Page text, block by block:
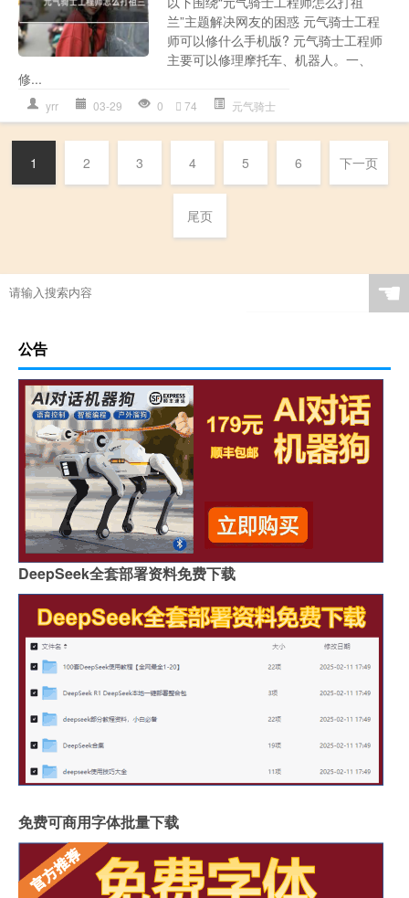
兰”主题解决网友的困惑 元气骑士工程
师可以修什么手机版? 元气骑士工程师
主要可以修理摩托车、机器人。一、
修...
yrr 03-29 0 74 元气骑士
1 2 3 4 5 6 下一页
尾页
☚
公告
DeepSeek全套部署资料免费下载
免费可商用字体批量下载